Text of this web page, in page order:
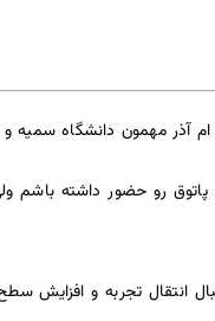
رو حضور داشته باشم
انتقال تجربه و افزایش